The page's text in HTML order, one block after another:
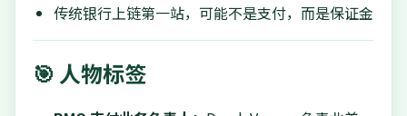
传统银行上链第一站，可能不是支付，而是保证金
🎯 人物标签